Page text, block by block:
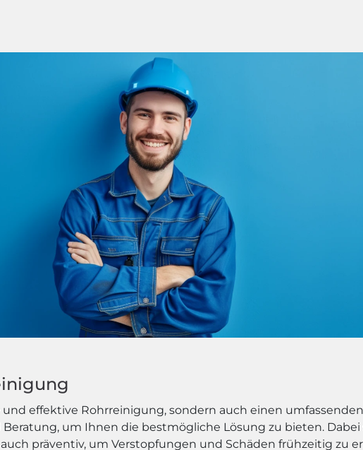
effektive Rohrreinigung, sondern auch einen
um Ihnen die bestmögliche Lösung zu bieten.
präventiv, um Verstopfungen und Schäden frühzeitig zu